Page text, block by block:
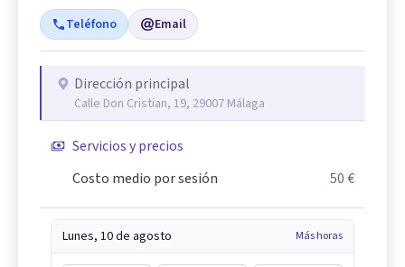
Teléfono Email
Dirección principal
Calle Don Cristian, 19, 29007 Málaga
Servicios y precios
Costo medio por sesión
50 €
Lunes, 10 de agosto Más horas